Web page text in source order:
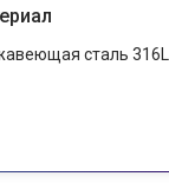
сталь 316L.